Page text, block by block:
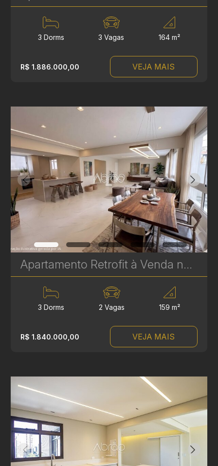
3 Dorms 3 Vagas 164 m²
R$ 1.886.000,00 VEJA MAIS
Apartamento Retrofit à Venda no Batel – Edifício Cristina | 3 Quartos, 2 Suítes, 159 m² | Ref 1748
3 Dorms 2 Vagas 159 m²
R$ 1.840.000,00 VEJA MAIS